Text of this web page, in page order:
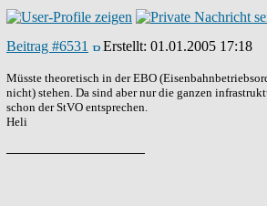
Beitrag #6531 Erstellt: 01.01.2005 17:18
Müsste theoretisch in der EBO
nicht) stehen. Da sind aber nur die ganzen
schon der StVO entsprechen.
Heli